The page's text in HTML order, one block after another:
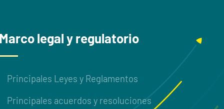
legal y regulatorio
Principales Leyes y Reglamentos
Principales acuerdos y resoluciones